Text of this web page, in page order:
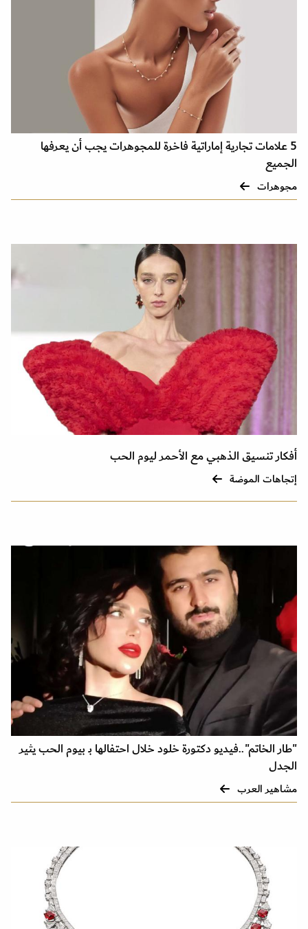
5 علامات تجارية إماراتية فاخرة للمجوهرات يجب أن يعرفها
الجميع
مجوهرات
أفكار تنسيق الذهبي مع الأحمر ليوم الحب
إتجاهات الموضة
"طار الخاتم"..فيديو دكتورة خلود خلال احتفالها بـ بيوم الحب يثير
الجدل
مشاهير العرب